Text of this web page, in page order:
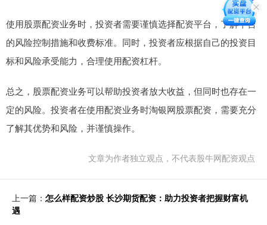
使用股票配资业务时，投资者需要谨慎选择配资平台，了解平台
的风险控制措施和收费标准。同时，投资者应根据自己的投资目
标和风险承受能力，合理使用配资杠杆。
总之，股票配资业务可以帮助投资者放大收益，但同时也存在一
定的风险。投资者在使用配资业务时淘银网股票配资，需要充分
了解其优势和风险，并谨慎操作。
文章为作者独立观点，不代表股牛网配资观点
上一篇： 怎么样配资炒股 长沙期货配资：助力投资者把握财富机
遇